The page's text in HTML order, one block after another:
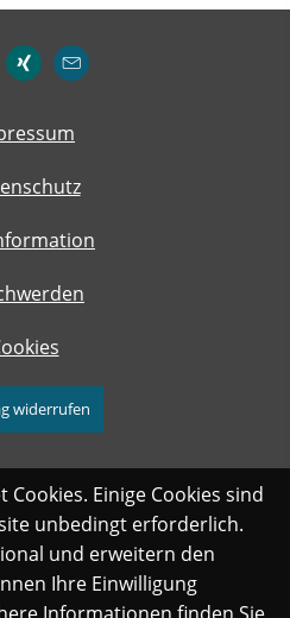
widerrufen
Einige Cookies sind
unbedingt erforderlich.
und erweitern den
Ihre Einwilligung